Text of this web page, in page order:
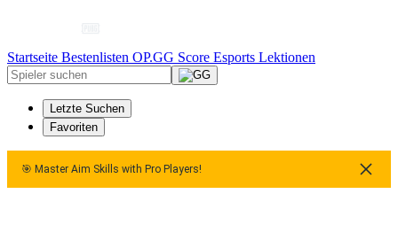
Startseite Bestenlisten OP.GG Score Esports Lektionen
Letzte Suchen
Favoriten
🎯 Master Aim Skills with Pro Players!